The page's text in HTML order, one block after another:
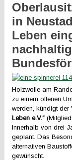
in
Leben
Holzwolle am
zu einem offenen
werden, kündigt der
Leben e.V.“
Innerhalb von drei
geplant. Das
alternativen
gewünscht.